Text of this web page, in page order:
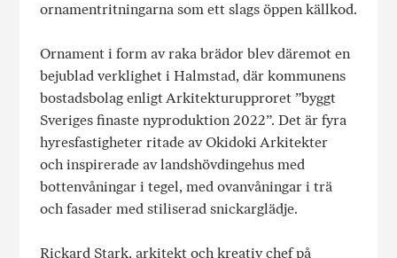
ornamentritningarna som ett slags öppen källkod.
Ornament i form av raka brädor blev däremot en
bejublad verklighet i Halmstad, där kommunens
bostadsbolag enligt Arkitekturupproret ”byggt
Sveriges finaste nyproduktion 2022”. Det är fyra
hyresfastigheter ritade av Okidoki Arkitekter
och inspirerade av landshövdingehus med
bottenvåningar i tegel, med ovanvåningar i trä
och fasader med stiliserad snickarglädje.
Rickard Stark, arkitekt och kreativ chef på